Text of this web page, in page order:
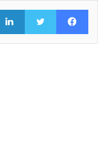
فيسبوكتويتر